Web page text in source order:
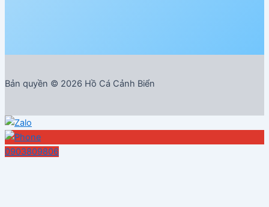
Bản quyền © 2026 Hồ Cá Cảnh Biển
0903809806